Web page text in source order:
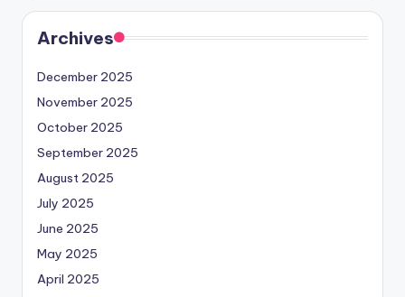
Archives
December 2025
November 2025
October 2025
September 2025
August 2025
July 2025
June 2025
May 2025
April 2025